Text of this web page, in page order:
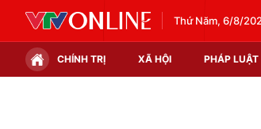
Thứ Năm, 6/8/
CHÍNH TRỊ XÃ HỘI PHÁP LUẬT